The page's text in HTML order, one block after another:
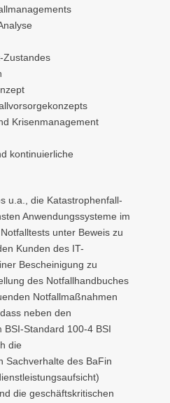
Zustandes
Krisenmanagement
kontinuierliche
u.a., die Katastrophenfall-
Anwendungssysteme im
unter Beweis zu
Kunden des IT-
Bescheinigung zu
des Notfallhandbuches
Notfallmaßnahmen
neben den
Standard 100-4 BSI
die
Sachverhalte des BaFin
die geschäftskritischen